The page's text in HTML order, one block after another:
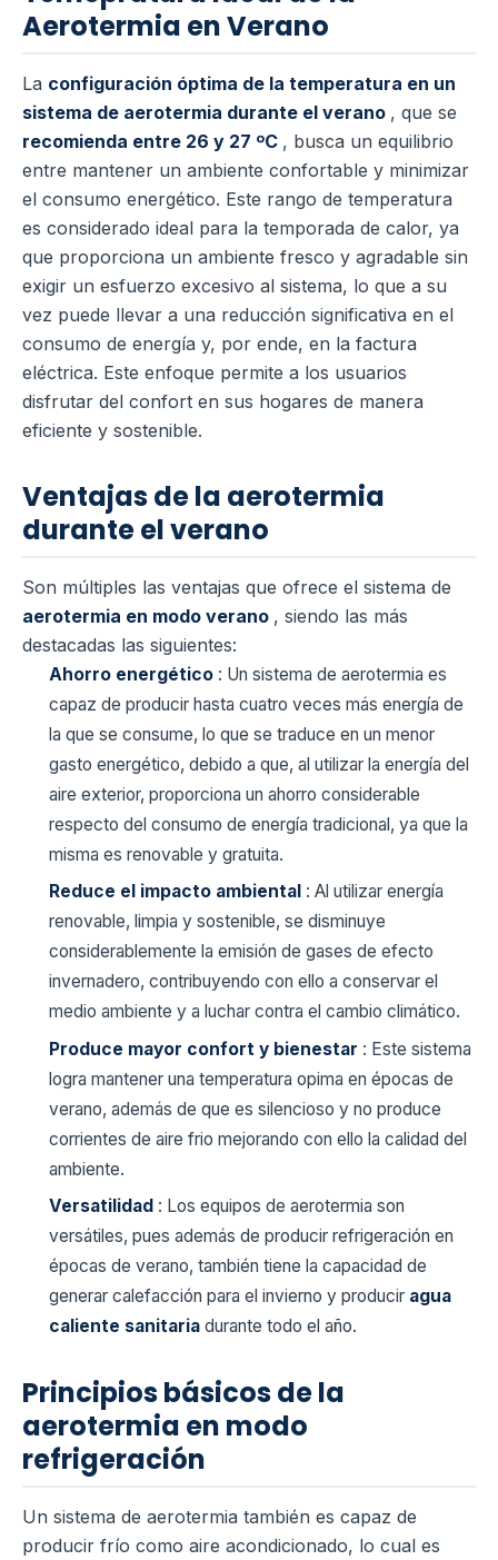
Aerotermia en Verano
La configuración óptima de la temperatura en un
sistema de aerotermia durante el verano , que se
recomienda entre 26 y 27 ºC , busca un equilibrio
entre mantener un ambiente confortable y minimizar
el consumo energético. Este rango de temperatura
es considerado ideal para la temporada de calor, ya
que proporciona un ambiente fresco y agradable sin
exigir un esfuerzo excesivo al sistema, lo que a su
vez puede llevar a una reducción significativa en el
consumo de energía y, por ende, en la factura
eléctrica. Este enfoque permite a los usuarios
disfrutar del confort en sus hogares de manera
eficiente y sostenible.
Ventajas de la aerotermia
durante el verano
Son múltiples las ventajas que ofrece el sistema de
aerotermia en modo verano , siendo las más
destacadas las siguientes:
Ahorro energético : Un sistema de aerotermia es
capaz de producir hasta cuatro veces más energía de
la que se consume, lo que se traduce en un menor
gasto energético, debido a que, al utilizar la energía del
aire exterior, proporciona un ahorro considerable
respecto del consumo de energía tradicional, ya que la
misma es renovable y gratuita.
Reduce el impacto ambiental : Al utilizar energía
renovable, limpia y sostenible, se disminuye
considerablemente la emisión de gases de efecto
invernadero, contribuyendo con ello a conservar el
medio ambiente y a luchar contra el cambio climático.
Produce mayor confort y bienestar : Este sistema
logra mantener una temperatura opima en épocas de
verano, además de que es silencioso y no produce
corrientes de aire frio mejorando con ello la calidad del
ambiente.
Versatilidad : Los equipos de aerotermia son
versátiles, pues además de producir refrigeración en
épocas de verano, también tiene la capacidad de
generar calefacción para el invierno y producir agua
caliente sanitaria durante todo el año.
Principios básicos de la
aerotermia en modo
refrigeración
Un sistema de aerotermia también es capaz de
producir frío como aire acondicionado, lo cual es